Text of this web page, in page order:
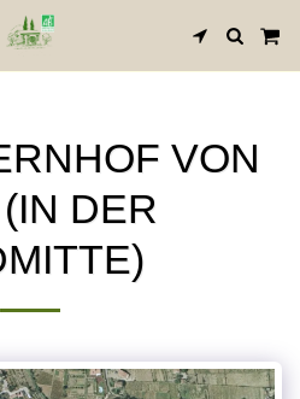
VON
DER